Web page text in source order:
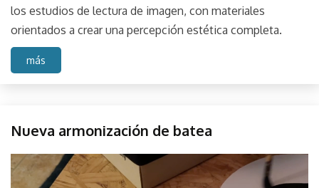
los estudios de lectura de imagen, con materiales
orientados a crear una percepción estética completa.
más
Coding
Sonido
Sound
Nueva armonización de batea
septiembre
21,
parselis